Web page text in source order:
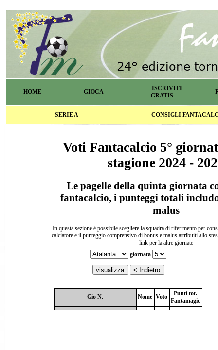
HOME GIOCA
ISCRIVITI
GRATIS
SERIE A CONSIGLI
Voti Fantacalcio 5°
stagione 2024 -
Le pagelle della quinta giornata
fantacalcio, i punteggi totali
malus
In questa sezione è possibile scegliere la squadra di riferimento per
calciatore e il punteggio comprensivo di bonus e malus attribuiti allo
link per la altre giornate
giornata
Gio N. Nome Voto
Punti tot.
Fantamagic